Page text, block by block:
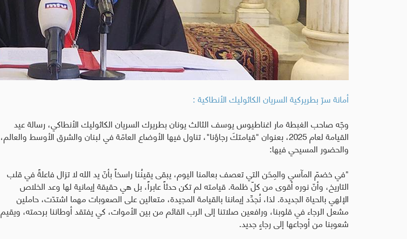
أمانة سرّ بطريركية السريان الكاثوليك الأنطاكية :
وجّه صاحب الغبطة مار اغناطيوس يوسف الثالث يونان بطريرك السريان الكاثوليك الأنطاكي، رسالة عيد
القيامة لعام 2025، بعنوان "قيامتكَ رجاؤنا"، تناول فيها الأوضاع العامّة في لبنان والشرق الأوسط والعالم،
والحضور المسيحي فيها:
"في خضمّ المآسي والمِحَن التي تعصف بعالمنا اليوم، يبقى يقينُنا راسخاً بأنّ يد الله لا تزال فاعلةً في قلب
التاريخ، وأنّ نوره أقوى من كلّ ظلمة. قيامته لم تكن حدثاً عابراً، بل هي حقيقة إيمانية لها وعد الخلاص
الإلهي بالحياة الجديدة. لذا، نُجدِّد إيماننا بالقيامة المجيدة، متعالين على الصعوبات مهما اشتدّت، حاملين
مشعل الرجاء في قلوبنا، ورافعينصلاتنا إلى الرب القائم من بين الأموات، كي يفتقد أوطاننا برحمته، ويقيم
شعوبنا من أوجاعها إلى رجاءٍ جديد.